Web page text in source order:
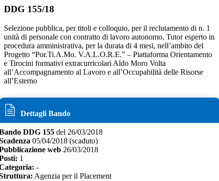
DDG 155/18
Selezione pubblica, per titoli e colloquio, per il reclutamento di n. 1
unità di personale con contratto di lavoro autonomo, Tutor esperto in
procedura amministrativa, per la durata di 4 mesi, nell’ambito del
Progetto “Por.Ti.A.Mo. V.A.L.O.R.E.” – Piattaforma Orientamento
e Tirocini formativi extracurricolari Aldo Moro Volta
all’Accompagnamento al Lavoro e all’Occupabilità delle Risorse
all’Esterno
Dettagli Bando
DDG 155 del 26/03/2018
05/04/2018 (scaduto)
web 26/03/2018
1
-
Agenzia per il Placement